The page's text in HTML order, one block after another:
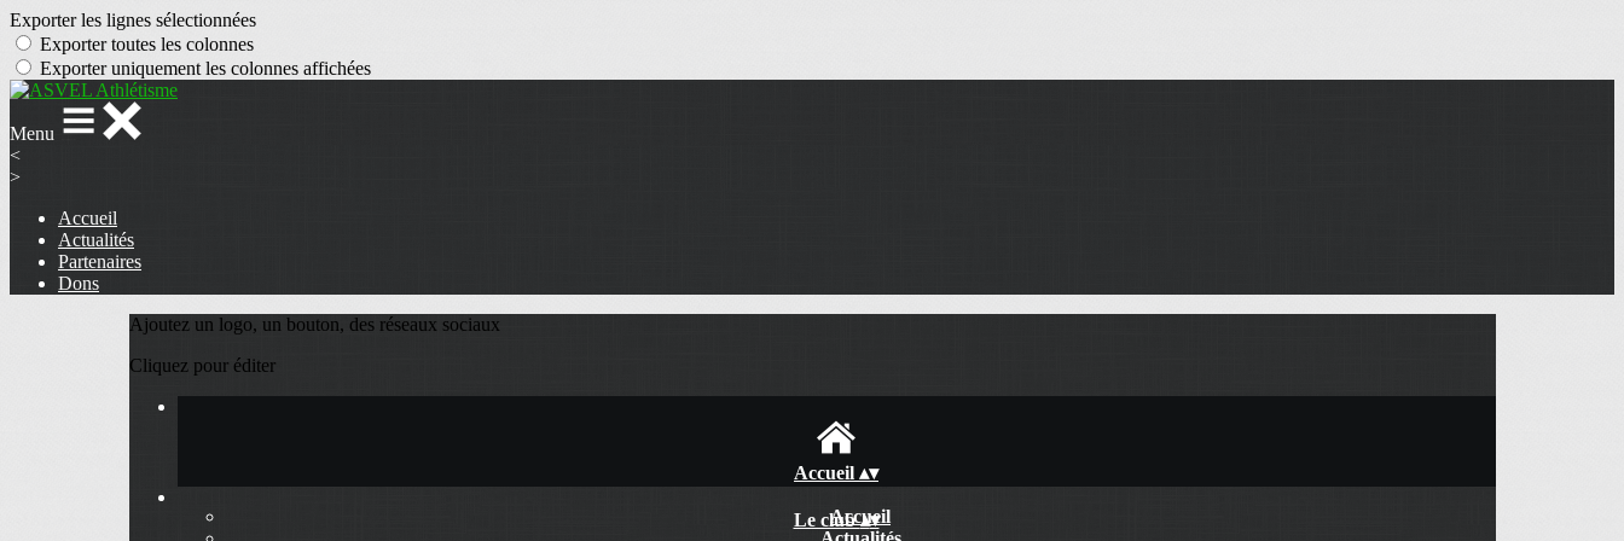
Exporter les lignes sélectionnées
Exporter toutes les colonnes
Exporter uniquement les colonnes affichées
Menu
<
>
Accueil
Actualités
Partenaires
Dons
Ajoutez un logo, un bouton, des réseaux sociaux
Cliquez pour éditer
Accueil ▴▾
Accueil
Le club▴▾